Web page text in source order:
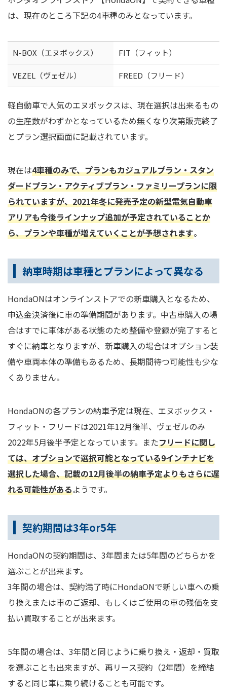
は、現在のところ下記の4車種のみとなっています。
N-BOX（エヌボックス） FIT（フィット）
VEZEL（ヴェゼル） FREED（フリード）
軽自動車で人気のエヌボックスは、現在選択は出来るもの
の生産数がわずかとなっているため無くなり次第販売終了
とプラン選択画面に記載されています。
現在は4車種のみで、プランもカジュアルプラン・スタン
ダードプラン・アクティブプラン・ファミリープランに限
られていますが、2021年冬に発売予定の新型電気自動車
アリアも今後ラインナップ追加が予定されていることか
ら、プランや車種が増えていくことが予想されます。
納車時期は車種とプランによって異なる
HondaONはオンラインストアでの新車購入となるため、
申込金決済後に車の準備期間があります。中古車購入の場
合はすでに車体がある状態のため整備や登録が完了すると
すぐに納車となりますが、新車購入の場合はオプション装
備や車両本体の準備もあるため、長期間待つ可能性も少な
くありません。
HondaONの各プランの納車予定は現在、エヌボックス・
フィット・フリードは2021年12月後半、ヴェゼルのみ
2022年5月後半予定となっています。またフリードに関し
ては、オプションで選択可能となっている9インチナビを
選択した場合、記載の12月後半の納車予定よりもさらに遅
れる可能性があるようです。
契約期間は3年or5年
HondaONの契約期間は、3年間または5年間のどちらかを
選ぶことが出来ます。
3年間の場合は、契約満了時にHondaONで新しい車への乗
り換えまたは車のご返却、もしくはご使用の車の残価を支
払い買取することが出来ます。
5年間の場合は、3年間と同じように乗り換え・返却・買取
を選ぶことも出来ますが、再リース契約（2年間）を締結
すると同じ車に乗り続けることも可能です。